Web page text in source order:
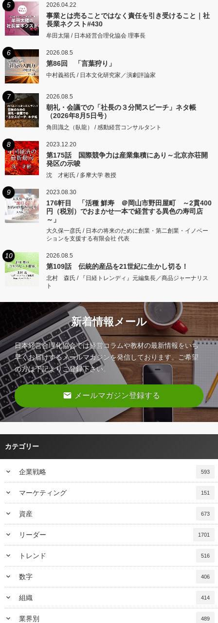
5 2026.04.22
事業とは売ることではなく責任を引き受けること｜社
長業ネクスト#430
牟田太陽 / 日本経営合理化協会 理事長
6 2026.08.5
第86回 「言葉狩り」
中村義裕氏 / 日本文化研究家／演劇評論家
7 2026.08.5
朝礼・会議での「社長の３分間スピーチ」ネタ帳
（2026年8月5日号）
角田識之（臥龍） / 感動経営コンサルタント
8 2023.12.20
第175話 国際競争力は産業集積にあり～北京亦荘開
発区の示唆
沈 才彬氏 / 多摩大学 教授
9 2023.08.30
176軒目 「活種 鮮寿 ＠岡山市野田屋町 ～2貫400
円（税別）でおまかせ一本で経営する異色の寿司店
～」
大久保一彦氏 / 日本の将来のために創業・第二創業・イノベー
ションを支援する有限会社 代表
10 2026.08.5
第109話 伝統的産品を21世紀に生かし切る！
北村 森氏 / 『日経トレンディ』元編集長／商品ジャーナリス
ト
新着情報メール
日本経営合理化協会では経営コラムや教材の最新情報をいち
早くお届けするメールマガジンを発信しております。ご希望
の方は下記よりご登録下さい。
email メールマガジン登録する
カテゴリー
keyboard_arrow_down 企業戦略 593
keyboard_arrow_down マーケティング 151
keyboard_arrow_down 資産 673
keyboard_arrow_down リーダー 1701
keyboard_arrow_down トレンド 516
keyboard_arrow_down 数字 406
keyboard_arrow_down 組織 414
keyboard_arrow_down 業界別 489